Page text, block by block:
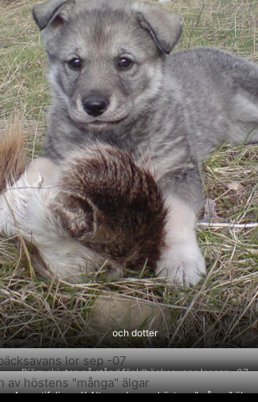
och dotter
Björn skjuten på stånd för Idbäcksavans Ior sep -07
Augustifoliums X:Alto med en av höstens ”många” älgar